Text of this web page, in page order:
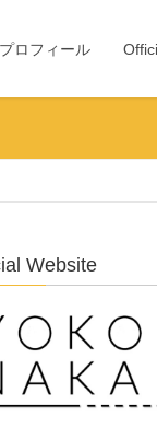
プロフィール
Website